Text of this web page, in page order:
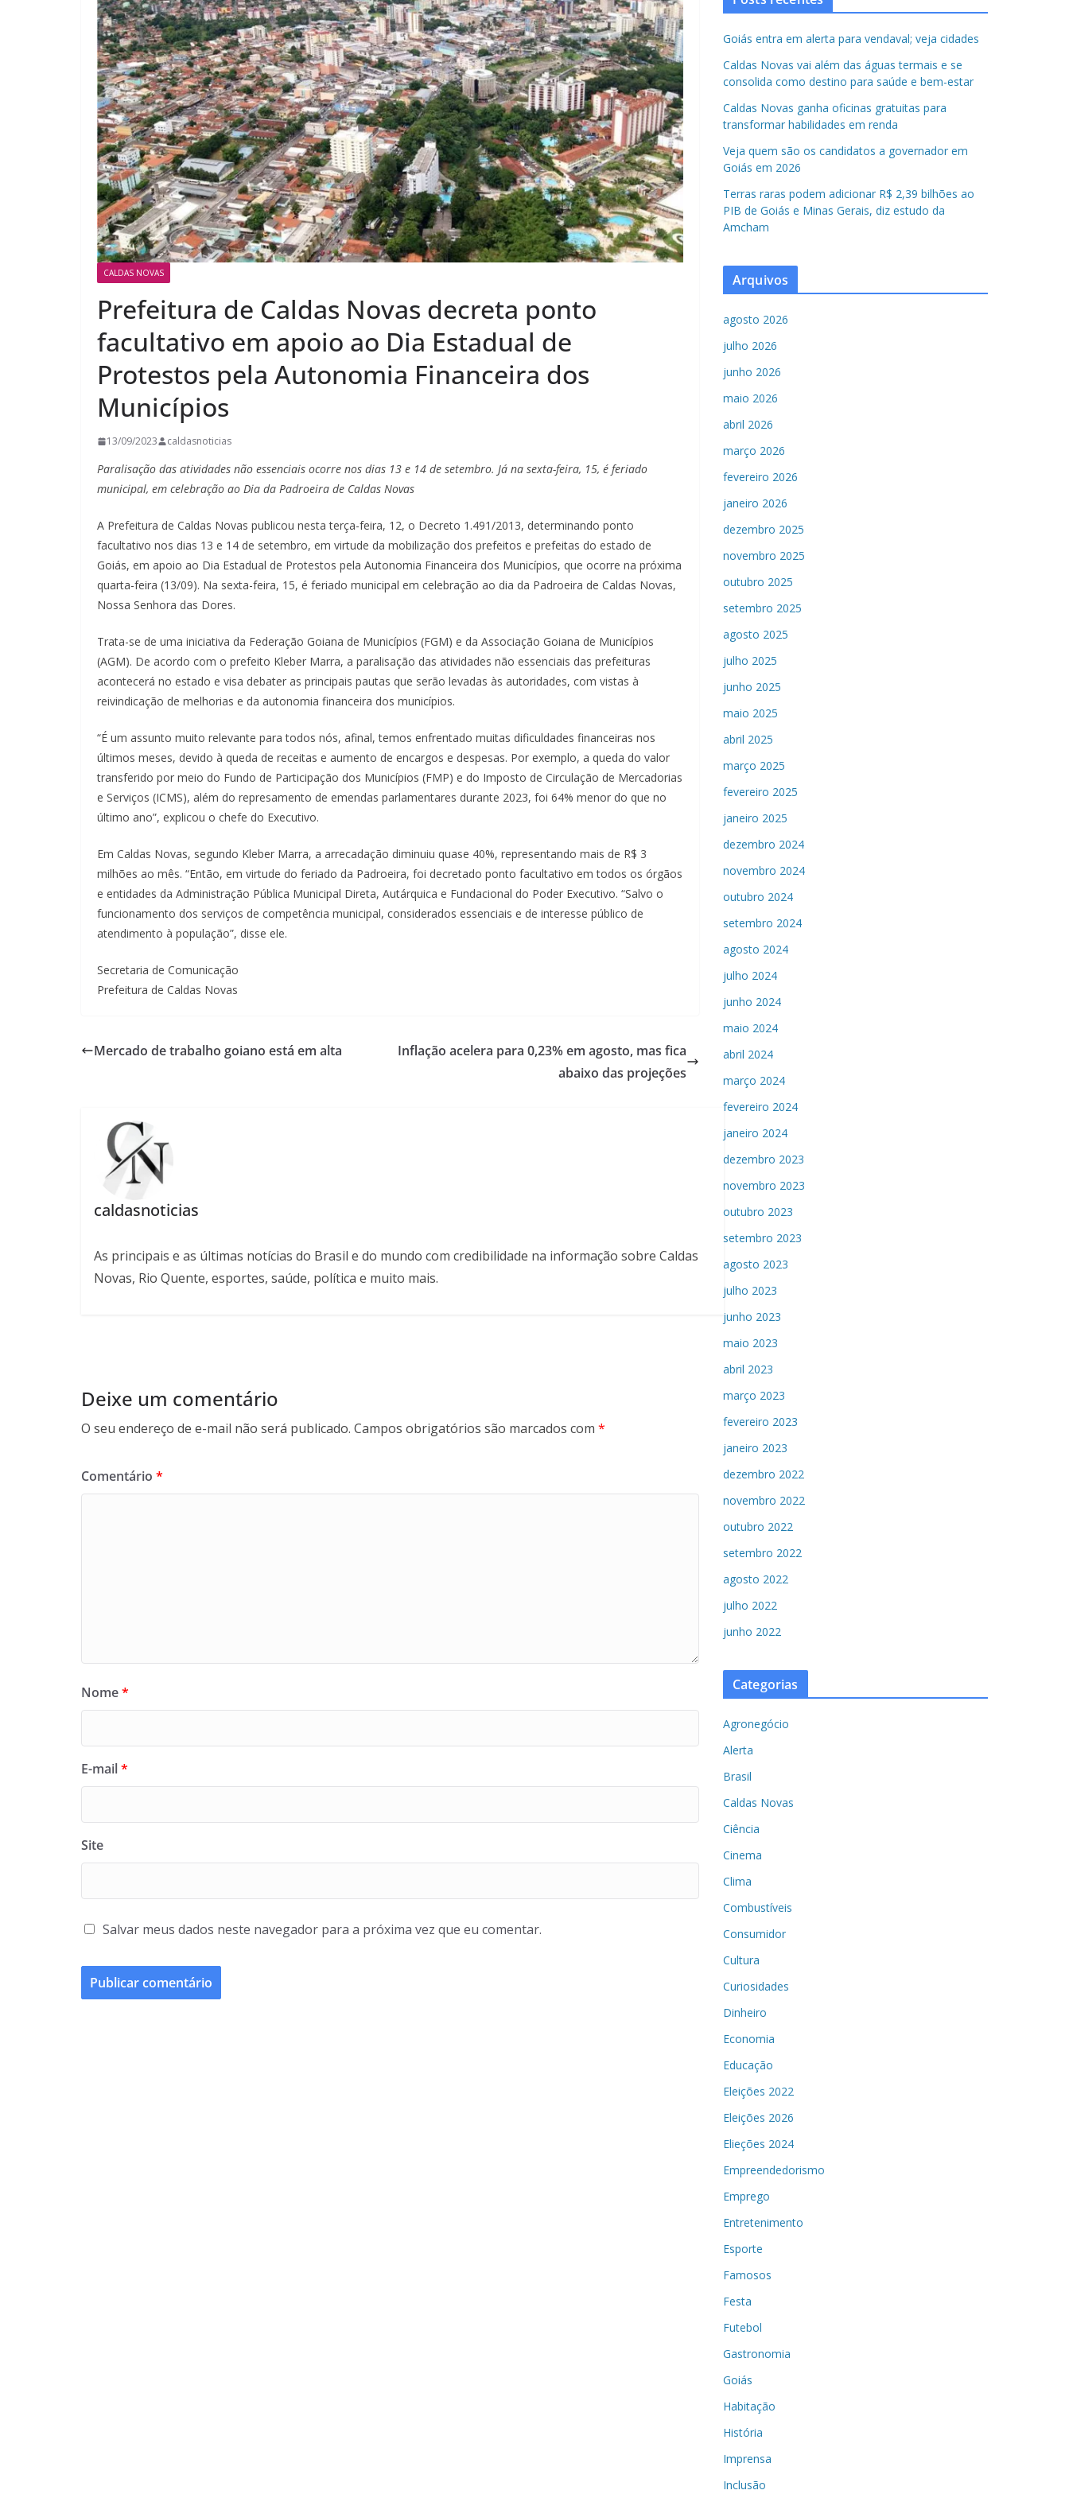
CALDAS NOVAS
Prefeitura de Caldas Novas decreta ponto
facultativo em apoio ao Dia Estadual de
Protestos pela Autonomia Financeira dos
Municípios
13/09/2023 caldasnoticias
Paralisação das atividades não essenciais ocorre nos dias 13 e 14 de setembro. Já na sexta-feira, 15, é feriado
municipal, em celebração ao Dia da Padroeira de Caldas Novas
A Prefeitura de Caldas Novas publicou nesta terça-feira, 12, o Decreto 1.491/2013, determinando ponto
facultativo nos dias 13 e 14 de setembro, em virtude da mobilização dos prefeitos e prefeitas do estado de
Goiás, em apoio ao Dia Estadual de Protestos pela Autonomia Financeira dos Municípios, que ocorre na próxima
quarta-feira (13/09). Na sexta-feira, 15, é feriado municipal em celebração ao dia da Padroeira de Caldas Novas,
Nossa Senhora das Dores.
Trata-se de uma iniciativa da Federação Goiana de Municípios (FGM) e da Associação Goiana de Municípios
(AGM). De acordo com o prefeito Kleber Marra, a paralisação das atividades não essenciais das prefeituras
acontecerá no estado e visa debater as principais pautas que serão levadas às autoridades, com vistas à
reivindicação de melhorias e da autonomia financeira dos municípios.
“É um assunto muito relevante para todos nós, afinal, temos enfrentado muitas dificuldades financeiras nos
últimos meses, devido à queda de receitas e aumento de encargos e despesas. Por exemplo, a queda do valor
transferido por meio do Fundo de Participação dos Municípios (FMP) e do Imposto de Circulação de Mercadorias
e Serviços (ICMS), além do represamento de emendas parlamentares durante 2023, foi 64% menor do que no
último ano”, explicou o chefe do Executivo.
Em Caldas Novas, segundo Kleber Marra, a arrecadação diminuiu quase 40%, representando mais de R$ 3
milhões ao mês. “Então, em virtude do feriado da Padroeira, foi decretado ponto facultativo em todos os órgãos
e entidades da Administração Pública Municipal Direta, Autárquica e Fundacional do Poder Executivo. “Salvo o
funcionamento dos serviços de competência municipal, considerados essenciais e de interesse público de
atendimento à população”, disse ele.
Secretaria de Comunicação
Prefeitura de Caldas Novas
Mercado de trabalho goiano está em alta
Inflação acelera para 0,23% em agosto, mas fica
abaixo das projeções
caldasnoticias
As principais e as últimas notícias do Brasil e do mundo com credibilidade na informação sobre Caldas
Novas, Rio Quente, esportes, saúde, política e muito mais.
Deixe um comentário
O seu endereço de e-mail não será publicado. Campos obrigatórios são marcados com *
Comentário *
Nome*
E-mail*
Site
Salvar meus dados neste navegador para a próxima vez que eu comentar.
Goiás entra em alerta para vendaval; veja cidades
Caldas Novas vai além das águas termais e se
consolida como destino para saúde e bem-estar
Caldas Novas ganha oficinas gratuitas para
transformar habilidades em renda
Veja quem são os candidatos a governador em
Goiás em 2026
Terras raras podem adicionar R$ 2,39 bilhões ao
PIB de Goiás e Minas Gerais, diz estudo da
Amcham
Arquivos
agosto 2026
julho 2026
junho 2026
maio 2026
abril 2026
março 2026
fevereiro 2026
janeiro 2026
dezembro 2025
novembro 2025
outubro 2025
setembro 2025
agosto 2025
julho 2025
junho 2025
maio 2025
abril 2025
março 2025
fevereiro 2025
janeiro 2025
dezembro 2024
novembro 2024
outubro 2024
setembro 2024
agosto 2024
julho 2024
junho 2024
maio 2024
abril 2024
março 2024
fevereiro 2024
janeiro 2024
dezembro 2023
novembro 2023
outubro 2023
setembro 2023
agosto 2023
julho 2023
junho 2023
maio 2023
abril 2023
março 2023
fevereiro 2023
janeiro 2023
dezembro 2022
novembro 2022
outubro 2022
setembro 2022
agosto 2022
julho 2022
junho 2022
Categorias
Agronegócio
Alerta
Brasil
Caldas Novas
Ciência
Cinema
Clima
Combustíveis
Consumidor
Cultura
Curiosidades
Dinheiro
Economia
Educação
Eleições 2022
Eleições 2026
Elieções 2024
Empreendedorismo
Emprego
Entretenimento
Esporte
Famosos
Festa
Futebol
Gastronomia
Goiás
Habitação
História
Imprensa
Inclusão